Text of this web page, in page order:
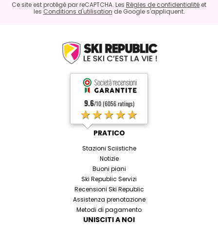
Ce site est protégé par reCAPTCHA. Les Règles de confidentialité et
les Conditions d'utilisation de Google s'appliquent.
9.6/10 (6056 ratings)
★★★★★
PRATICO
Stazioni Sciistiche
Notizie
Buoni piani
Ski Republic Servizi
Recensioni Ski Republic
Assistenza prenotazione
Metodi di pagamento
UNISCITI A NOI